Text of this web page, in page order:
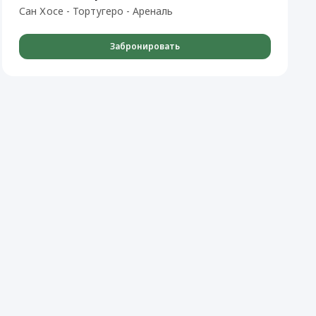
Сан Хосе - Тортугеро - Ареналь
Забронировать